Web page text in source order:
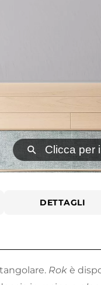
⚲ Clicca per
DETTAGLI
Rok è